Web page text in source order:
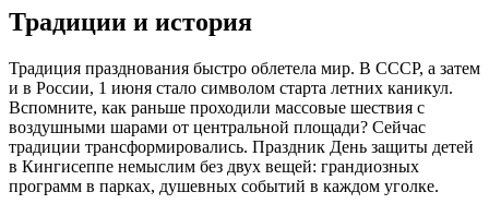
Традиции и история
Традиция празднования быстро облетела мир. В СССР, а затем
и в России, 1 июня стало символом старта летних каникул.
Вспомните, как раньше проходили массовые шествия с
воздушными шарами от центральной площади? Сейчас
традиции трансформировались. Праздник День защиты детей
в Кингисеппе немыслим без двух вещей: грандиозных
программ в парках, душевных событий в каждом уголке.